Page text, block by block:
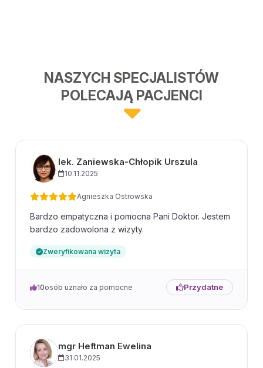
NASZYCH SPECJALISTÓW
POLECAJĄ PACJENCI
lek. Zaniewska-Chłopik Urszula
10.11.2025
Agnieszka Ostrowska
Bardzo empatyczna i pomocna Pani Doktor. Jestem
bardzo zadowolona z wizyty.
Zweryfikowana wizyta
10osób uznało za pomocne Przydatne
mgr Heftman Ewelina
31.01.2025